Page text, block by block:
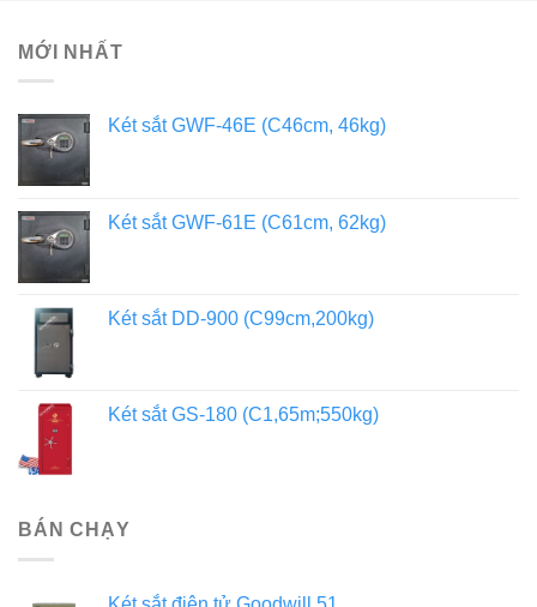
MỚI NHẤT
Két sắt GWF-46E (C46cm, 46kg)
Két sắt GWF-61E (C61cm, 62kg)
Két sắt DD-900 (C99cm,200kg)
Két sắt GS-180 (C1,65m;550kg)
BÁN CHẠY